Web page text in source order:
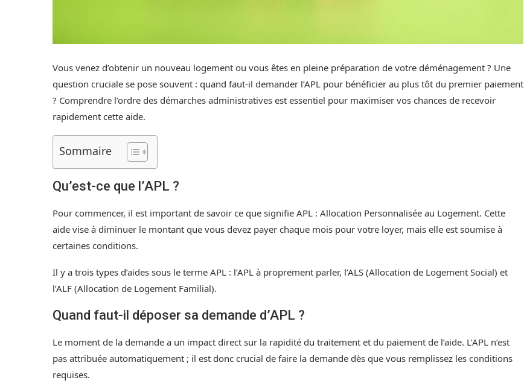
Vous venez d’obtenir un nouveau logement ou vous êtes en pleine préparation de votre déménagement ? Une
question cruciale se pose souvent : quand faut-il demander l’APL pour bénéficier au plus tôt du premier paiement
? Comprendre l’ordre des démarches administratives est essentiel pour maximiser vos chances de recevoir
rapidement cette aide.
Sommaire
Qu’est-ce que l’APL ?
Pour commencer, il est important de savoir ce que signifie APL : Allocation Personnalisée au Logement. Cette
aide vise à diminuer le montant que vous devez payer chaque mois pour votre loyer, mais elle est soumise à
certaines conditions.
Il y a trois types d’aides sous le terme APL : l’APL à proprement parler, l’ALS (Allocation de Logement Social) et
l’ALF (Allocation de Logement Familial).
Quand faut-il déposer sa demande d’APL ?
Le moment de la demande a un impact direct sur la rapidité du traitement et du paiement de l’aide. L’APL n’est
pas attribuée automatiquement ; il est donc crucial de faire la demande dès que vous remplissez les conditions
requises.